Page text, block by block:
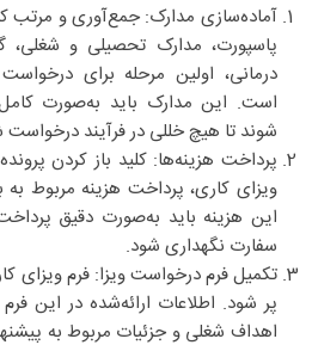
آماده‌سازی مدارک: جمع‌آوری و مرتب
پاسپورت، مدارک تحصیلی و شغلی،
درمانی، اولین مرحله برای
است. این مدارک باید به‌صورت
شوند تا هیچ خللی در فرآیند درخواست
پرداخت هزینه‌ها: کلید باز کردن
ویزای کاری، پرداخت هزینه مربوط
این هزینه باید به‌صورت دقیق
سفارت نگهداری شود.
تکمیل فرم درخواست ویزا: فرم ویزای
پر شود. اطلاعات ارائه‌شده در
اهداف شغلی و جزئیات مربوط به